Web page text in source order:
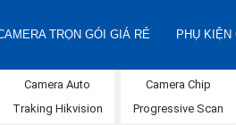
TRỌN GÓI GIÁ RẺ PHỤ KIỆN
Camera Auto
Traking Hikvision
Camera Chip
Progressive Scan